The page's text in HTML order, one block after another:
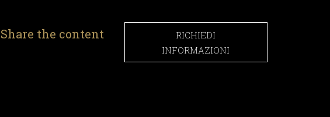
Share the content
RICHIEDI
INFORMAZIONI